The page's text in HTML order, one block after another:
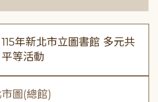
115年新北市立圖書館 多元共
等活動
圖(總館)